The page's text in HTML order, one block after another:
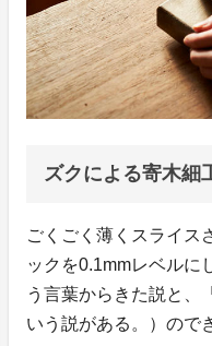
ズクによる寄木細
ごくごく薄くスライス
ックを0.1mmレベルに
う言葉からきた説と、
いう説がある。）ので